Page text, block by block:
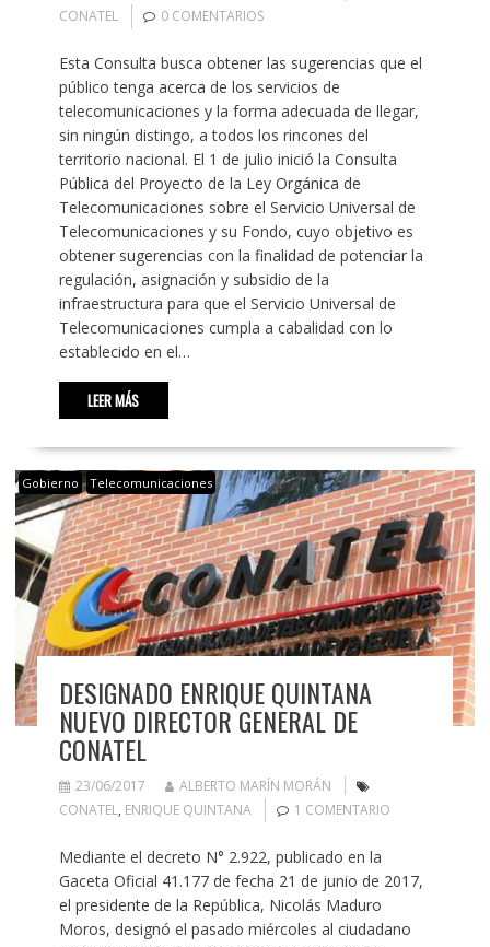
CONATEL
0 COMENTARIOS
Esta Consulta busca obtener las sugerencias que el
público tenga acerca de los servicios de
telecomunicaciones y la forma adecuada de llegar,
sin ningún distingo, a todos los rincones del
territorio nacional. El 1 de julio inició la Consulta
Pública del Proyecto de la Ley Orgánica de
Telecomunicaciones sobre el Servicio Universal de
Telecomunicaciones y su Fondo, cuyo objetivo es
obtener sugerencias con la finalidad de potenciar la
regulación, asignación y subsidio de la
infraestructura para que el Servicio Universal de
Telecomunicaciones cumpla a cabalidad con lo
establecido en el…
LEER MÁS
Gobierno Telecomunicaciones
DESIGNADO ENRIQUE QUINTANA
NUEVO DIRECTOR GENERAL DE
CONATEL
23/06/2017
ALBERTO MARÍN MORÁN
CONATEL, ENRIQUE QUINTANA 1 COMENTARIO
Mediante el decreto N° 2.922, publicado en la
Gaceta Oficial 41.177 de fecha 21 de junio de 2017,
el presidente de la República, Nicolás Maduro
Moros, designó el pasado miércoles al ciudadano